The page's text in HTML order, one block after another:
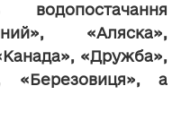
водопостачання
«Аляска»,
«Дружба»,
«Березовиця», а